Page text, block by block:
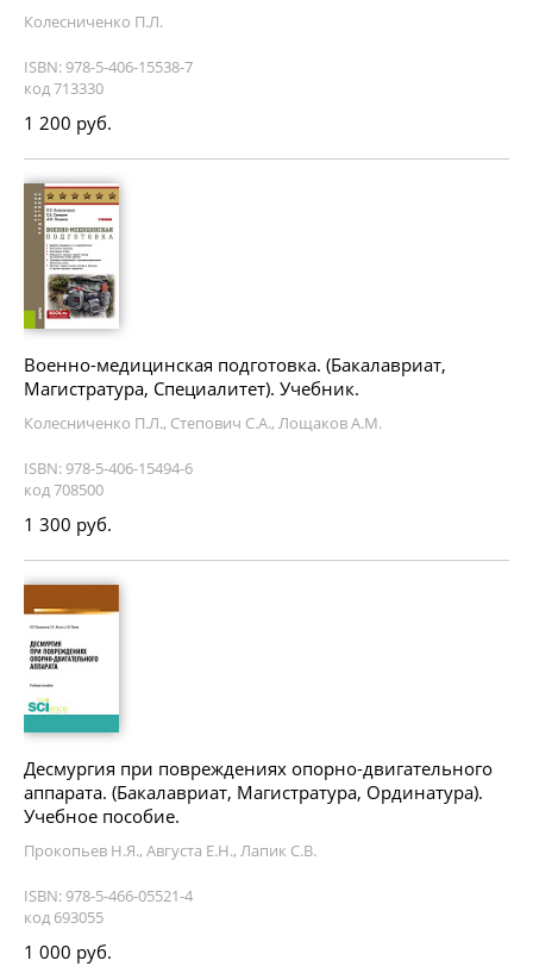
Колесниченко П.Л.
ISBN: 978-5-406-15538-7
код 713330
1 200 руб.
Военно-медицинская подготовка. (Бакалавриат,
Магистратура, Специалитет). Учебник.
Колесниченко П.Л., Степович С.А., Лощаков А.М.
ISBN: 978-5-406-15494-6
код 708500
1 300 руб.
Десмургия при повреждениях опорно-двигательного
аппарата. (Бакалавриат, Магистратура, Ординатура).
Учебное пособие.
Прокопьев Н.Я., Августа Е.Н., Лапик С.В.
ISBN: 978-5-466-05521-4
код 693055
1 000 руб.